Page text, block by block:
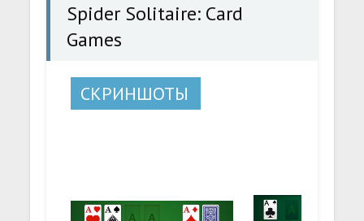
Spider Solitaire: Card
Games
СКРИНШОТЫ